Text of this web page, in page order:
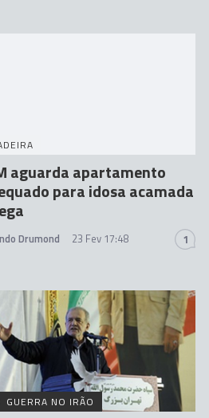
aguarda apartamento
para idosa acamada
Drumond 23 Fev 17:48 1
GUERRA NO IRÃO